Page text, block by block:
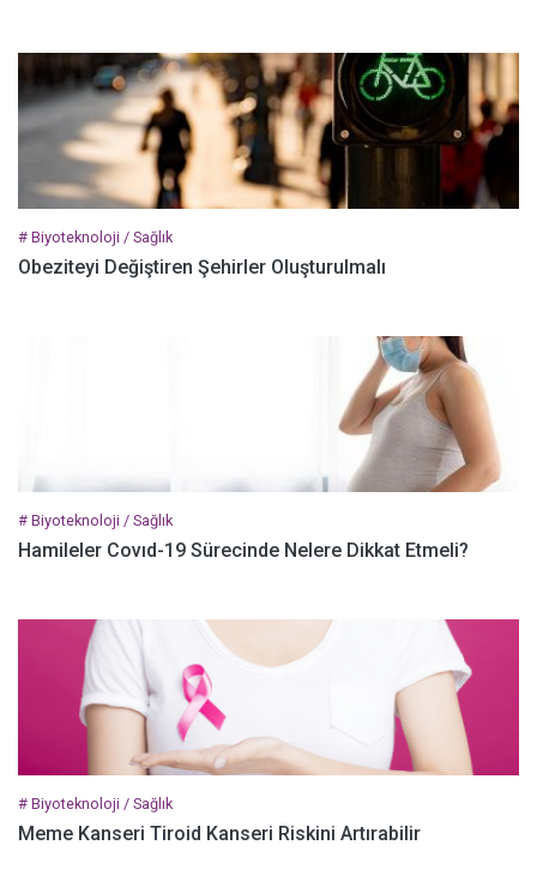
# Biyoteknoloji / Sağlık
Obeziteyi Değiştiren Şehirler Oluşturulmalı
# Biyoteknoloji / Sağlık
Hamileler Covıd-19 Sürecinde Nelere Dikkat Etmeli?
# Biyoteknoloji / Sağlık
Meme Kanseri Tiroid Kanseri Riskini Artırabilir